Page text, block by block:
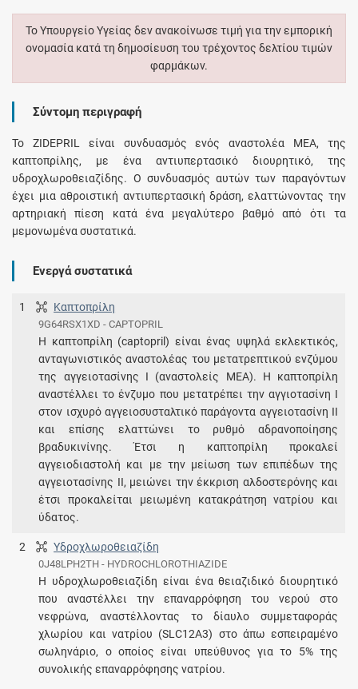
Το Υπουργείο Υγείας δεν ανακοίνωσε τιμή για την εμπορική
ονομασία κατά τη δημοσίευση του τρέχοντος δελτίου τιμών
φαρμάκων.
Σύντομη περιγραφή
Το ZIDEPRIL είναι συνδυασμός ενός αναστολέα ΜΕΑ, της
καπτοπρίλης, με ένα αντιυπερτασικό διουρητικό, της
υδροχλωροθειαζίδης. Ο συνδυασμός αυτών των παραγόντων
έχει μια αθροιστική αντιυπερτασική δράση, ελαττώνοντας την
αρτηριακή πίεση κατά ένα μεγαλύτερο βαθμό από ότι τα
μεμονωμένα συστατικά.
Ενεργά συστατικά
1 Καπτοπρίλη
9G64RSX1XD - CAPTOPRIL
Η καπτοπρίλη (captopril) είναι ένας υψηλά εκλεκτικός,
ανταγωνιστικός αναστολέας του μετατρεπτικού ενζύμου
της αγγειοτασίνης Ι (αναστολείς ΜΕΑ). Η καπτοπρίλη
αναστέλλει το ένζυμο που μετατρέπει την αγγιοτασίνη Ι
στον ισχυρό αγγειοσυσταλτικό παράγοντα αγγειοτασίνη ΙΙ
και επίσης ελαττώνει το ρυθμό αδρανοποίησης
βραδυκινίνης. Έτσι η καπτοπρίλη προκαλεί
αγγειοδιαστολή και με την μείωση των επιπέδων της
αγγειοτασίνης ΙΙ, μειώνει την έκκριση αλδοστερόνης και
έτσι προκαλείται μειωμένη κατακράτηση νατρίου και
ύδατος.
2 Υδροχλωροθειαζίδη
0J48LPH2TH - HYDROCHLOROTHIAZIDE
Η υδροχλωροθειαζίδη είναι ένα θειαζιδικό διουρητικό
που αναστέλλει την επαναρρόφηση του νερού στο
νεφρώνα, αναστέλλοντας το δίαυλο συμμεταφοράς
χλωρίου και νατρίου (SLC12A3) στο άπω εσπειραμένο
σωληνάριο, ο οποίος είναι υπεύθυνος για το 5% της
συνολικής επαναρρόφησης νατρίου.